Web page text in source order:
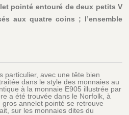
pointé entouré de deux petits V
aux quatre coins ; l’ensemble
particulier, avec une tête bien
dans le style des monnaies au
à la monnaie E905 illustrée par
a été trouvée dans le Norfolk, à
annelet pointé se retrouve
sur les monnaies dites du